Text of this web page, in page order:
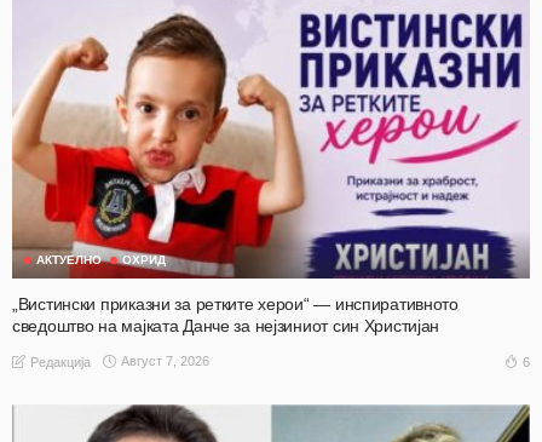
АКТУЕЛНО ОХРИД
„Вистински приказни за ретките херои“ — инспиративното
сведоштво на мајката Данче за нејзиниот син Христијан
Редакција Август 7, 2026 6